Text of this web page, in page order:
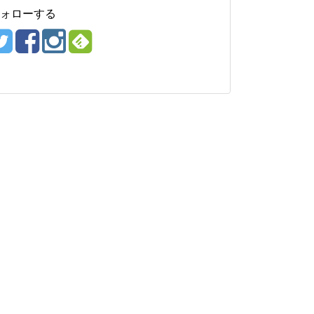
ローする